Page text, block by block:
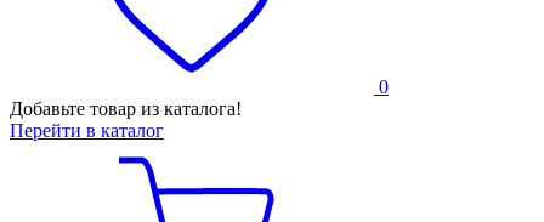
0
Добавьте товар из каталога!
Перейти в каталог